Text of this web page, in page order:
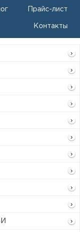
Прайс-лист
Контакты